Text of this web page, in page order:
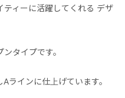
ィーに活躍してくれる デザ
タイプです。
ラインに仕上げています。